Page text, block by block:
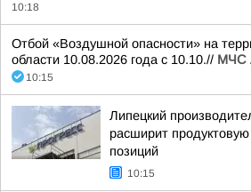
10:18
Отбой «Воздушной опасности» на
области 10.08.2026 года с 10.10.// МЧС
10:15
Липецкий
расширит
позиций
10:15